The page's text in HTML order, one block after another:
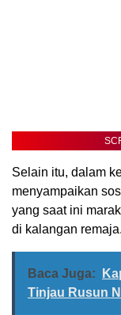
Selain itu, dalam
menyampaikan
yang saat ini
di kalangan remaja.
Baca Juga:
Tinjau Rusun